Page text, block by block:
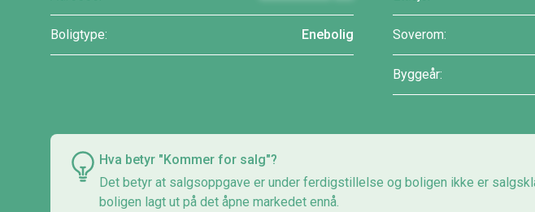
Boligtype: Enebolig Soverom:
Byggeår:
Hva betyr "Kommer for salg"?
Det betyr at salgsoppgave er under ferdigstillelse og boligen ikke er
boligen lagt ut på det åpne markedet ennå.